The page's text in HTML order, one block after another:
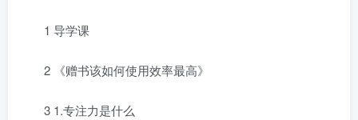
1 导学课
2 《赠书该如何使用效率最高》
3 1.专注力是什么